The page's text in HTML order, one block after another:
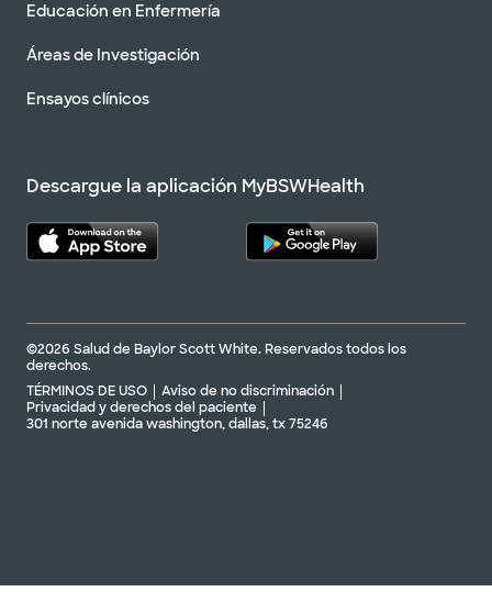
Educación en Enfermería
Áreas de Investigación
Ensayos clínicos
Descargue la aplicación MyBSWHealth
©2026 Salud de Baylor Scott White. Reservados todos los
derechos.
TÉRMINOS DE USO
Aviso de no discriminación
Privacidad y derechos del paciente
301 norte avenida washington, dallas, tx 75246